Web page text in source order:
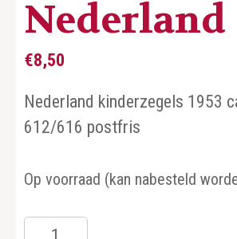
Nederland
€8,50
Nederland kinderzegels 1953
612/616 postfris
Op voorraad (kan nabesteld
Nederland